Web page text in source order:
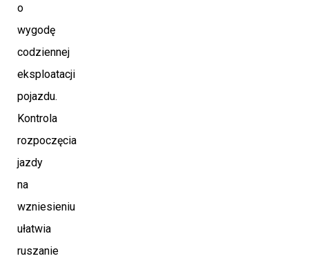
o
wygodę
codziennej
eksploatacji
pojazdu.
Kontrola
rozpoczęcia
jazdy
na
wzniesieniu
ułatwia
ruszanie